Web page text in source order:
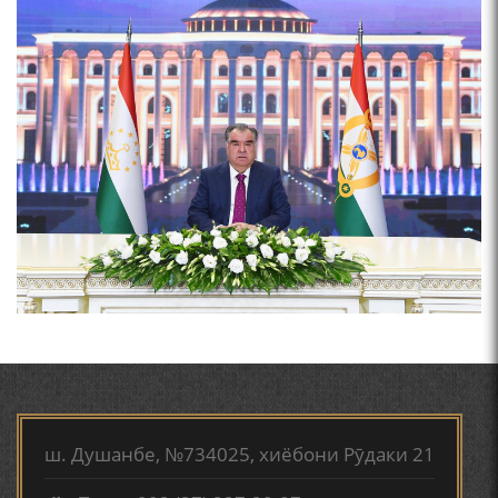
Мирзо Турсунзода-
"Кахрамони Точикистон"
МИРЗО ТУРСУНЗОДА
ТАРЧУМАИ ХОЛ/MIRZO
ЗАБОНҲОИ ШАРҚИИ ЭРОНӢ) МИРЗОЕВ
САЙФИДДИН ҶАБОРОВИЧ.
ШИНОХТ ДАР ЗАМИНАИ ЭЪТИҚОД ВА ЭЪТИРОФ
ФИРДАВСӢ ВА ДАҚИҚӢ
ҚАСИДАИ ГУМШУДАИ РӮДАКӢ ШАМСИДДИН
МУҲАММАДӢ.
ТВ САЁҲӢ: ИНЪИКОСИ ЧОРАБИНӢ БА МУНОСИБАТИ
ҶАШНИ ВАҲДАТИ МИЛЛӢ ДАР АМИТ
ш. Душанбе, №734025, хиёбони Рӯдаки 21